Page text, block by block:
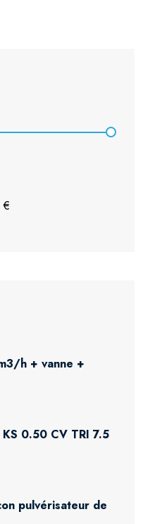
h + vanne +
KS 0.50 CV TRI 7.5
pulvérisateur de